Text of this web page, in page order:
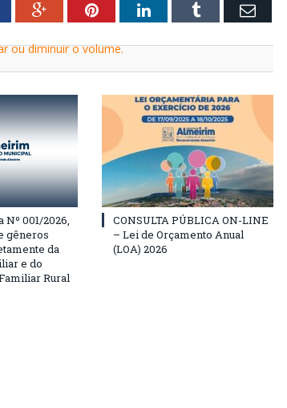
ou diminuir o volume.
Google+PinterestLinkedInTumblr Email
Nº 001/2026,
gêneros
da
e do
Rural
CONSULTA PÚBLICA ON-LINE
– Lei de Orçamento Anual
(LOA) 2026